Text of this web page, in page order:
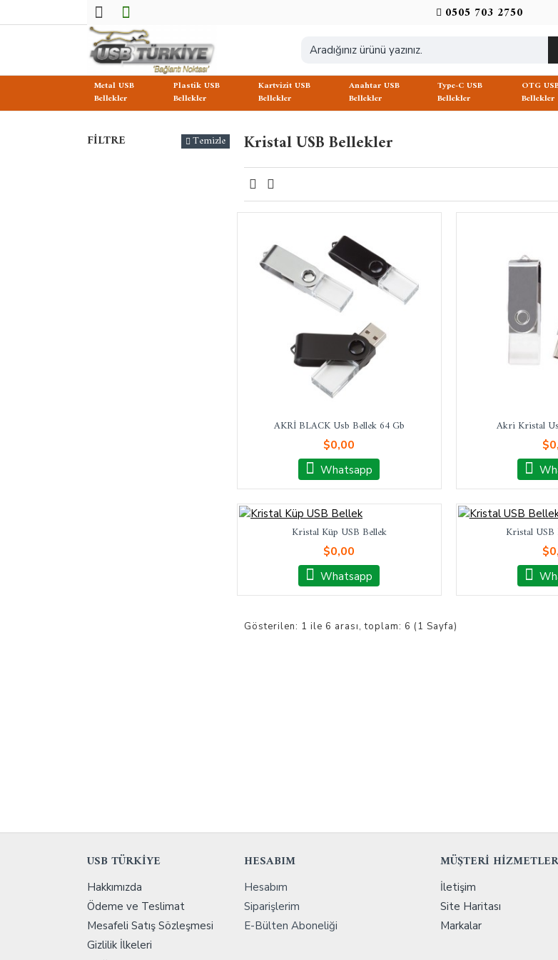
0505 703 2750
Metal USB
Bellekler
Plastik USB
Bellekler
Kartvizit USB
Bellekler
Anahtar USB
Bellekler
Type-C USB
Bellekler
OTG
Bellekler
FILTRE Temizle Kristal USB Bellekler
AKRİ BLACK Usb Bellek 64 Gb
$0,00
Whatsapp
Akri Kristal
Kristal Küp USB Bellek
$0,00
Whatsapp
Kristal USB
Gösterilen: 1 ile 6 arası, toplam: 6 (1 Sayfa)
USB TÜRKİYE
Hakkımızda
Ödeme ve Teslimat
Mesafeli Satış Sözleşmesi
Gizlilik İlkeleri
HESABIM
Hesabım
Siparişlerim
E-Bülten Aboneliği
MÜŞTERİ
İletişim
Site Haritası
Markalar